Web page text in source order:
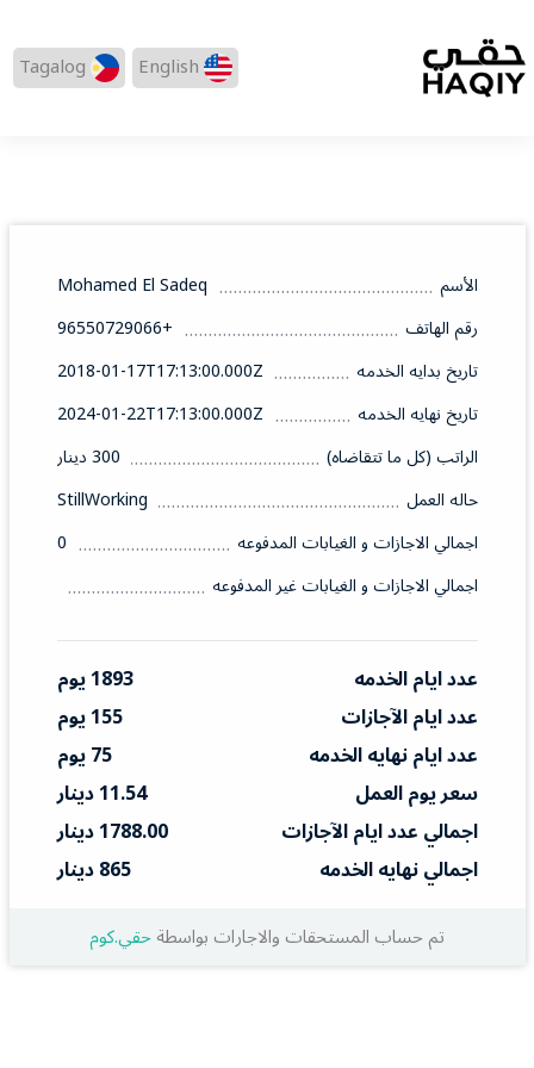
English
Tagalog
الأسم
Mohamed El Sadeq
رقم الهاتف
+96550729066
تاريخ بدايه الخدمه
2018-01-17T17:13:00.000Z
تاريخ نهايه الخدمه
2024-01-22T17:13:00.000Z
الراتب (كل ما تتقاضاه)
300 دينار
حاله العمل
StillWorking
اجمالي الاجازات و الغيابات المدفوعه
0
اجمالي الاجازات و الغيابات غير المدفوعه
عدد ايام الخدمه
1893 يوم
عدد ايام الآجازات
155 يوم
عدد ايام نهايه الخدمه
75 يوم
سعر يوم العمل
11.54 دينار
اجمالي عدد ايام الآجازات
1788.00 دينار
اجمالي نهايه الخدمه
865 دينار
تم حساب المستحقات والاجارات بواسطةحقي.كوم